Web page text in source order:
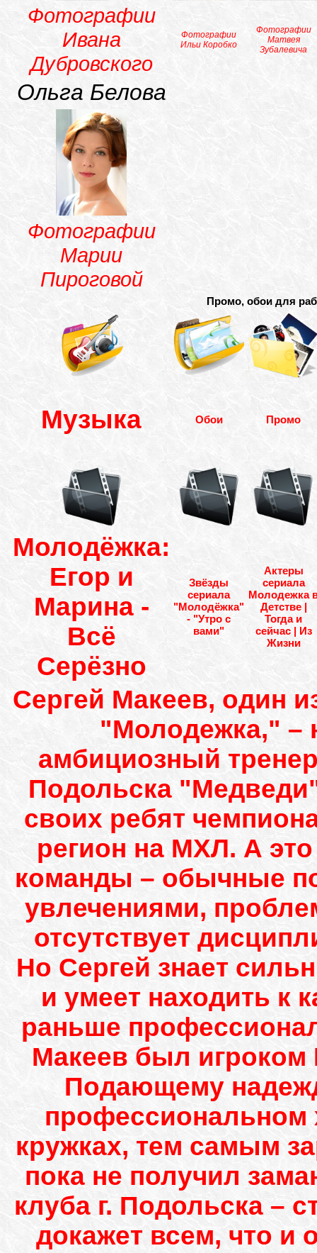
Фотографии
Ивана
Дубровского
Фотографии
Ильи Коробко
Фотографии
Матвея
Зубалевича
Ольга Белова
Фотографии
Марии
Пироговой
Промо, обои для
Музыка Обои Промо
Молодёжка:
Егор и
Марина -
Всё
Серёзно
Звёзды
сериала
"Молодёжка"
- "Утро с
вами"
Актеры
сериала
Молодежка
Детстве |
Тогда и
сейчас | Из
Жизни
Сергей Макеев, один
"Молодежка," –
амбициозный
Подольска
своих ребят
регион на МХЛ. А это
команды – обычные
увлечениями,
отсутствует
Но Сергей знает
и умеет находить к
раньше
Макеев был игроком
Подающему
профессиональном
кружках, тем самым
пока не получил
клуба г. Подольска –
докажет всем, что и